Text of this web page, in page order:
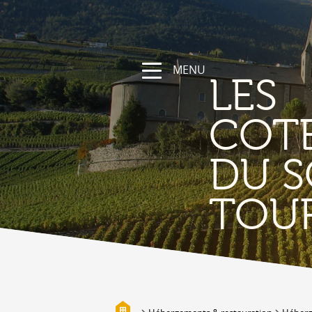
NATURE &
DÉCOUVERTE
Les Coteaux du Soleil, sa région
Randonnées et parcours sportifs
Valais à vélo et en VTT
MENU
LES
DU